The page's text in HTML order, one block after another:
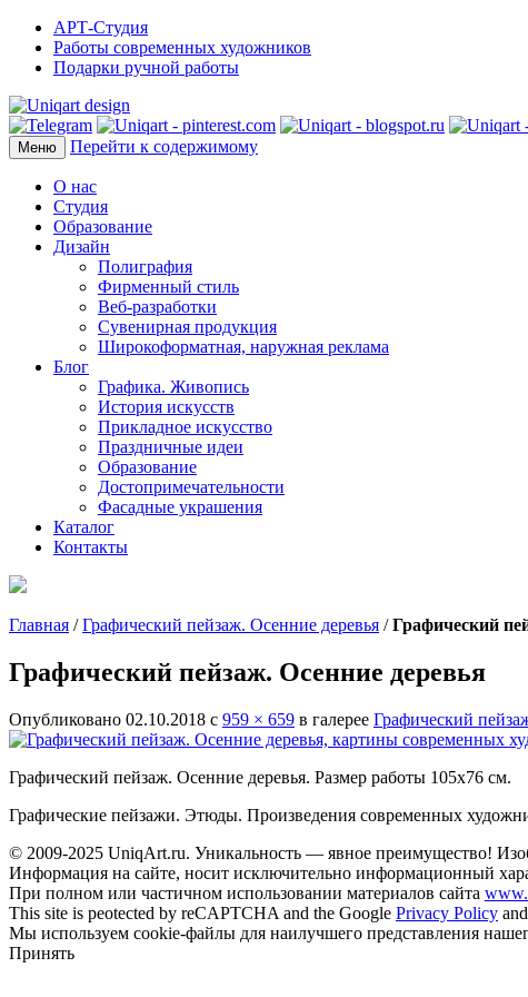
АРТ-Студия
Работы современных художников
Подарки ручной работы
Меню Перейти к содержимому
О нас
Студия
Образование
Дизайн
Полиграфия
Фирменный стиль
Веб-разработки
Сувенирная продукция
Широкоформатная, наружная реклама
Блог
Графика. Живопись
История искусств
Прикладное искусство
Праздничные идеи
Образование
Достопримечательности
Фасадные украшения
Каталог
Контакты
Главная /Графический пейзаж. Осенние деревья /Графический
Графический пейзаж. Осенние деревья
Опубликовано 02.10.2018 с 959 × 659 в галерее Графический
Графический пейзаж. Осенние деревья. Размер работы 105х76 см.
Графические пейзажи. Этюды. Произведения современных
© 2009-2025 UniqАrt.ru. Уникальность — явное преимущество!
Информация на сайте, носит исключительно информационный
При полном или частичном использовании материалов сайта
This site is peotected by reCAPTCHA and the Google Privacy Policy and
Мы используем cookie-файлы для наилучшего представления
Принять